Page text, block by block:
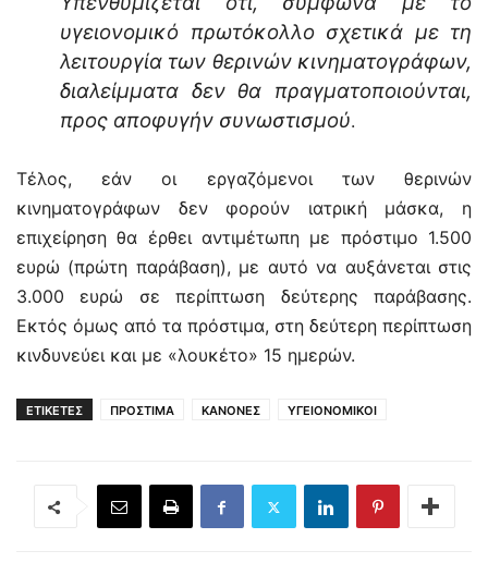
υγειονομικό πρωτόκολλο σχετικά με τη
λειτουργία των θερινών κινηματογράφων,
διαλείμματα δεν θα πραγματοποιούνται,
προς αποφυγήν συνωστισμού.
Τέλος, εάν οι εργαζόμενοι των θερινών
κινηματογράφων δεν φορούν ιατρική μάσκα, η
επιχείρηση θα έρθει αντιμέτωπη με πρόστιμο 1.500
ευρώ (πρώτη παράβαση), με αυτό να αυξάνεται στις
3.000 ευρώ σε περίπτωση δεύτερης παράβασης.
Εκτός όμως από τα πρόστιμα, στη δεύτερη περίπτωση
κινδυνεύει και με «λουκέτο» 15 ημερών.
ΕΤΙΚΕΤΕΣ ΠΡΟΣΤΙΜΑ ΚΑΝΟΝΕΣ ΥΓΕΙΟΝΟΜΙΚΟΙ